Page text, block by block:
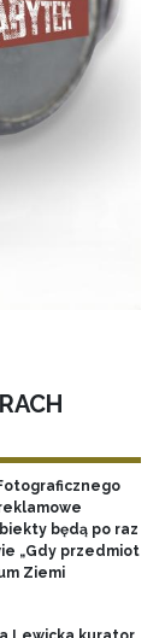
będą po raz
„Gdy przedmiot
Ziemi